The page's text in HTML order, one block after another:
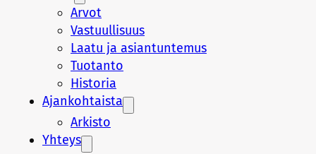
Arvot
Vastuullisuus
Laatu ja asiantuntemus
Tuotanto
Historia
Ajankohtaista
Arkisto
Yhteys